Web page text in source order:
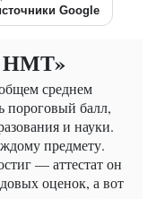
Google
НМТ»
среднем
пороговый балл,
и науки.
предмету.
— аттестат он
оценок, а вот